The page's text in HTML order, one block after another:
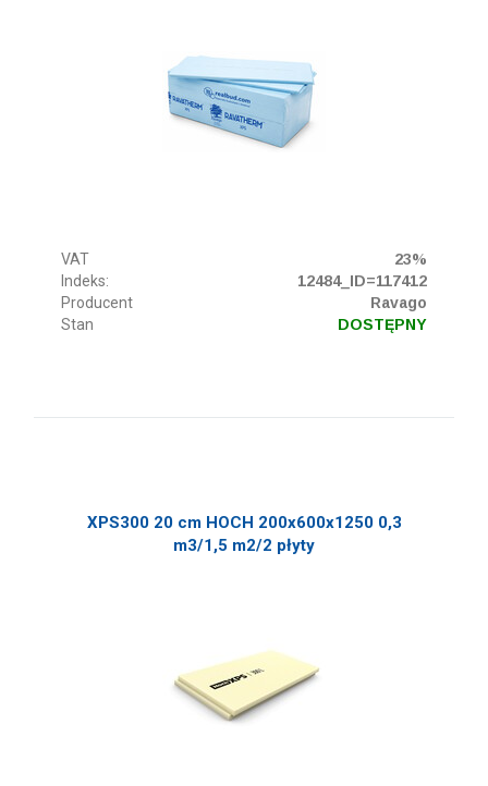
VAT
23%
Indeks:
12484_ID=117412
Producent
Ravago
Stan
DOSTĘPNY
XPS300 20 cm HOCH 200x600x1250 0,3
m3/1,5 m2/2 płyty